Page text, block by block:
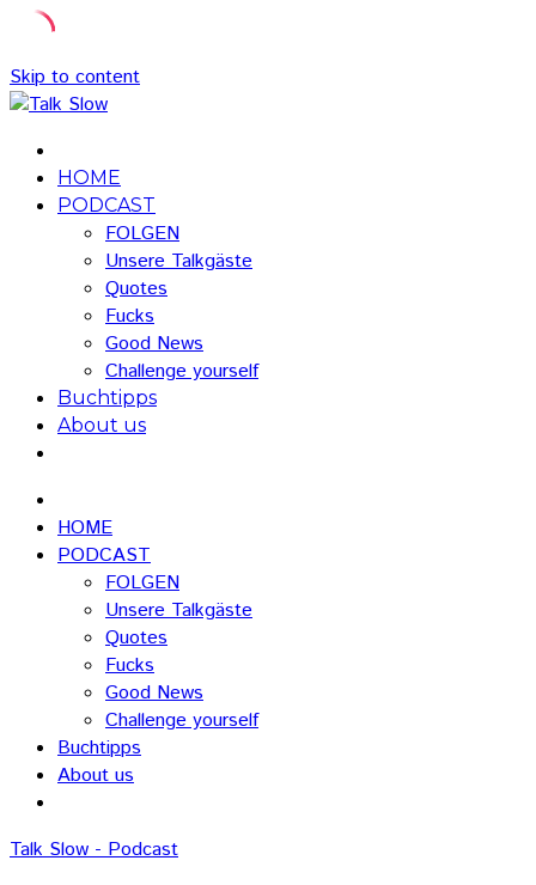
Skip to content
HOME
PODCAST
FOLGEN
Unsere Talkgäste
Quotes
Fucks
Good News
Challenge yourself
Buchtipps
About us
HOME
PODCAST
FOLGEN
Unsere Talkgäste
Quotes
Fucks
Good News
Challenge yourself
Buchtipps
About us
Talk Slow - Podcast